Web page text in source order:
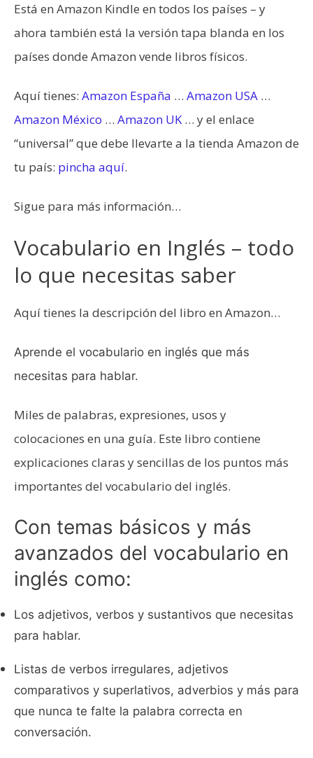
Está en Amazon Kindle en todos los países – y
ahora también está la versión tapa blanda en los
países donde Amazon vende libros físicos.
Aquí tienes: Amazon España … Amazon USA …
Amazon México … Amazon UK… y el enlace
“universal” que debe llevarte a la tienda Amazon de
tu país: pincha aquí.
Sigue para más información…
Vocabulario en Inglés – todo
lo que necesitas saber
Aquí tienes la descripción del libro en Amazon…
Aprende el vocabulario en inglés que más
necesitas para hablar.
Miles de palabras, expresiones, usos y
colocaciones en una guía. Este libro contiene
explicaciones claras y sencillas de los puntos más
importantes del vocabulario del inglés.
Con temas básicos y más
avanzados del vocabulario en
inglés como:
Los adjetivos, verbos y sustantivos que necesitas
para hablar.
Listas de verbos irregulares, adjetivos
comparativos y superlativos, adverbios y más para
que nunca te falte la palabra correcta en
conversación.